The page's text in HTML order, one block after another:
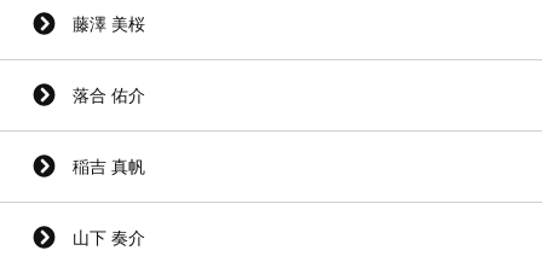
藤澤 美桜
落合 佑介
稲吉 真帆
山下 奏介